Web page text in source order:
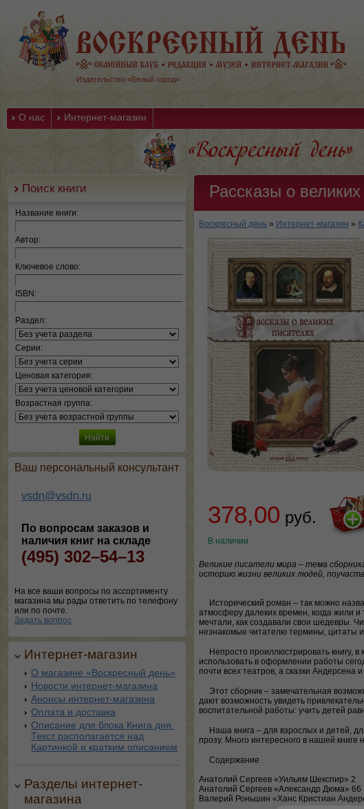
Издательство «Белый город»
О нас Интернет-магазин
Поиск книги
Название книги:
Автор:
Ключевое слово:
ISBN:
Раздел:
Серии:
Ценовая категория:
Возрастная группа:
Ваш персональный консультант
vsdn@vsdn.ru
По вопросам заказов и
наличия книг на складе
(495) 302–54–13
На все ваши вопросы по ассортименту
магазина мы рады ответить по телефону
или по почте.
Задать вопрос
Интернет-магазин
О магазине «Воскресный день»
Новости интернет-магазина
Анонсы интернет-магазина
Оплата и доставка
Описание для блока Книга дня.
Текст располагается над
Картинкой и кратким описанием
Разделы интернет-
магазина
Рассказы о великих
Воскресный день » Интернет-магазин »
378,00 руб.
В наличии
Великие писатели мира – тема
историю жизни великих людей,
Исторический роман – так можно
атмосферу далеких времен, когда жили
мечтали, как создавали свои шедевры.
незнакомые читателю термины, цитаты
Непросто проиллюстрировать книгу,
использовать в оформлении работы
почти всех театров, а сказки
Этот сборник – замечательная
дают возможность увидеть
воспитательной работы: учить детей
Наша книга – для взрослых и детей,
прозу. Много интересного в нашей книге
Содержание
Анатолий Сергеев «Уильям Шекспир» 2
Анатолий Сергеев «Александр Дюма» 66
Валерий Роньшин «Ханс Кристиан